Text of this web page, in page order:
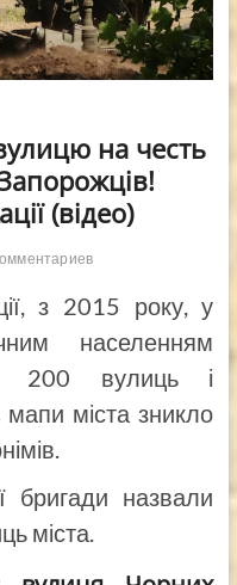
на честь
(відео)
з 2015 року, у
населенням
200 вулиць і
мапи міста зникло
бригади назвали
міста.